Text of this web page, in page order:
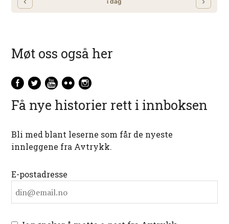
Møt oss også her
Få nye historier rett i innboksen
Bli med blant leserne som får de nyeste
innleggene fra Avtrykk.
E-postadresse